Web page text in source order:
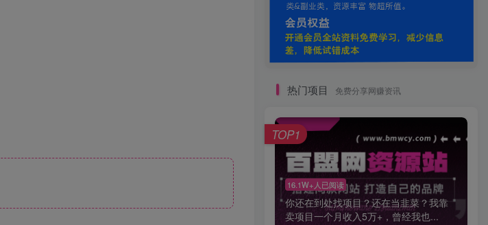
热门项目 免费分享网赚资讯
16.1W+人已阅读
你还在到处找项目？还在当韭菜？我靠
卖项目一个月收入5万+，曾经我也...
TOP1